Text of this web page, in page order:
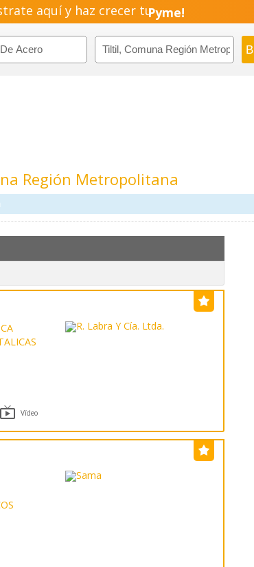
aquí y haz crecer tuPyme!
Emprendimiento!
Región Metropolitana
 Vídeo